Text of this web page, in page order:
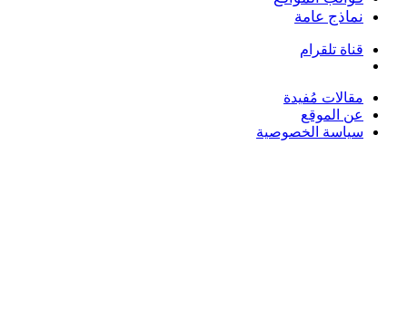
نماذج عامة
قناة تلقرام
مقالات مُفيدة
عن الموقع
سياسة الخصوصية